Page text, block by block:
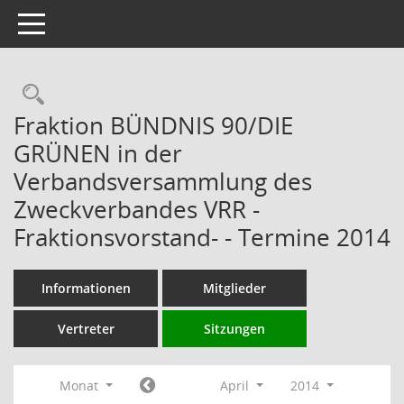
Toggle navigation
Rechercheauswahl
Fraktion BÜNDNIS 90/DIE
GRÜNEN in der
Verbandsversammlung des
Zweckverbandes VRR -
Fraktionsvorstand- - Termine 2014
Informationen Mitglieder
Vertreter Sitzungen
Monat April
2014